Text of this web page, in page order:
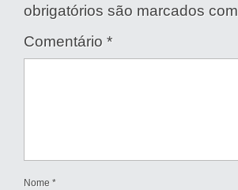
obrigatórios são marcados com
Comentário *
Nome *